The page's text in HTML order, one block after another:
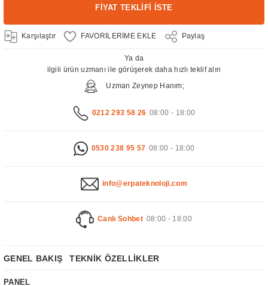
FİYAT TEKLİFİ İSTE
Karşılaştır Paylaş
Ya da
ilgili ürün uzmanı ile görüşerek daha hızlı teklif alın
Uzman Zeynep Hanım;
0212 293 58 26 08:00 - 18:00
0530 238 95 57 08:00 - 18:00
info@erpateknoloji.com
Canlı Sohbet 08:00 - 18:00
GENEL BAKIŞ TEKNİK ÖZELLİKLER
PANEL